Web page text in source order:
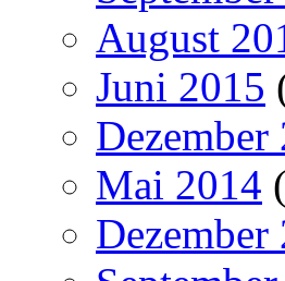
August
Juni 2015
Dezember
Mai 2014
Dezember